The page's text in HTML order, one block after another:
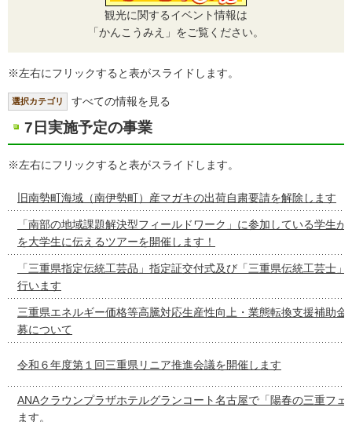
観光に関するイベント情報は
「かんこうみえ」をご覧ください。
※左右にフリックすると表がスライドします。
選択カテゴリ すべての情報を見る
7日実施予定の事業
※左右にフリックすると表がスライドします。
旧南勢町海域（南伊勢町）産マガキの出荷自粛要請を解除します
「南部の地域課題解決型フィールドワーク」に参加している学生
を大学生に伝えるツアーを開催します！
「三重県指定伝統工芸品」指定証交付式及び「三重県伝統工芸士
行います
三重県エネルギー価格等高騰対応生産性向上・業態転換支援補助金
募について
令和６年度第１回三重県リニア推進会議を開催します
ANAクラウンプラザホテルグランコート名古屋で「陽春の三重フェ
ます。